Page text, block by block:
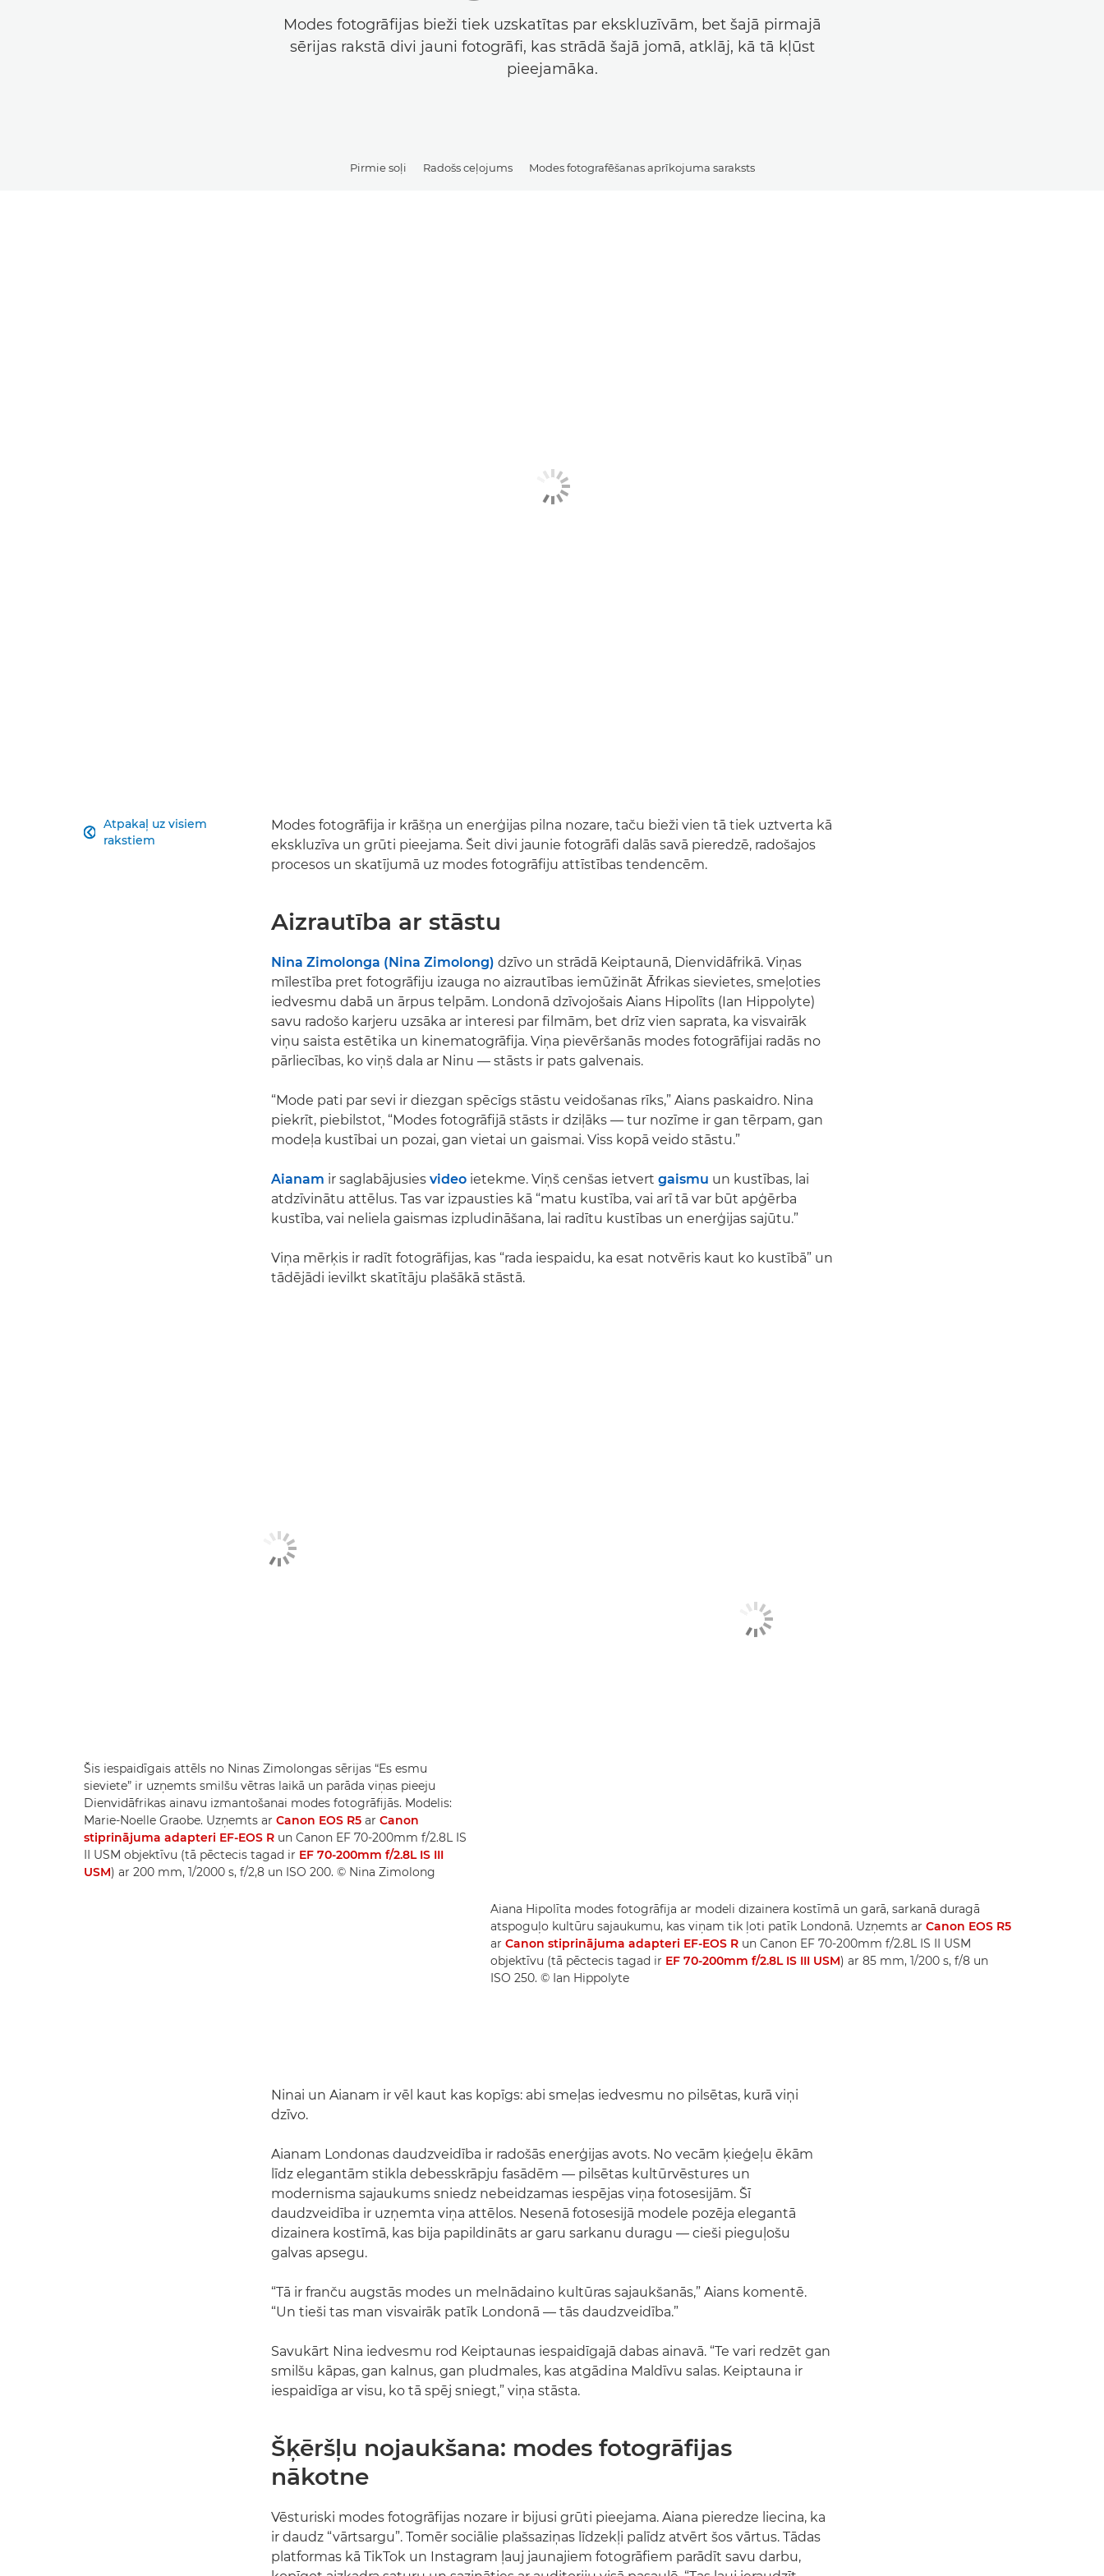
Modes fotogrāfijas bieži tiek uzskatītas par ekskluzīvām, bet šajā pirmajā
sērijas rakstā divi jauni fotogrāfi, kas strādā šajā jomā, atklāj, kā tā kļūst
pieejamāka.
Pirmie soļi Radošs ceļojums Modes fotografēšanas aprīkojuma saraksts
Atpakaļ uz visiem
rakstiem

Modes fotogrāfija ir krāšņa un enerģijas pilna nozare, taču bieži vien tā tiek uztverta kā
ekskluzīva un grūti pieejama. Šeit divi jaunie fotogrāfi dalās savā pieredzē, radošajos
procesos un skatījumā uz modes fotogrāfiju attīstības tendencēm.
Aizrautība ar stāstu
Nina Zimolonga (Nina Zimolong) dzīvo un strādā Keiptaunā, Dienvidāfrikā. Viņas
mīlestība pret fotogrāfiju izauga no aizrautības iemūžināt Āfrikas sievietes, smeļoties
iedvesmu dabā un ārpus telpām. Londonā dzīvojošais Aians Hipolīts (Ian Hippolyte)
savu radošo karjeru uzsāka ar interesi par filmām, bet drīz vien saprata, ka visvairāk
viņu saista estētika un kinematogrāfija. Viņa pievēršanās modes fotogrāfijai radās no
pārliecības, ko viņš dala ar Ninu — stāsts ir pats galvenais.
“Mode pati par sevi ir diezgan spēcīgs stāstu veidošanas rīks,” Aians paskaidro. Nina
piekrīt, piebilstot, “Modes fotogrāfijā stāsts ir dziļāks — tur nozīme ir gan tērpam, gan
modeļa kustībai un pozai, gan vietai un gaismai. Viss kopā veido stāstu.”
Aianam ir saglabājusies video ietekme. Viņš cenšas ietvert gaismu un kustības, lai
atdzīvinātu attēlus. Tas var izpausties kā “matu kustība, vai arī tā var būt apģērba
kustība, vai neliela gaismas izpludināšana, lai radītu kustības un enerģijas sajūtu.”
Viņa mērķis ir radīt fotogrāfijas, kas “rada iespaidu, ka esat notvēris kaut ko kustībā” un
tādējādi ievilkt skatītāju plašākā stāstā.
Šis iespaidīgais attēls no Ninas Zimolongas sērijas “Es esmu
sieviete” ir uzņemts smilšu vētras laikā un parāda viņas pieeju
Dienvidāfrikas ainavu izmantošanai modes fotogrāfijās. Modelis:
Marie-Noelle Graobe. Uzņemts ar Canon EOS R5 ar Canon
stiprinājuma adapteri EF-EOS R un Canon EF 70-200mm f/2.8L IS
II USM objektīvu (tā pēctecis tagad ir EF 70-200mm f/2.8L IS III
USM) ar 200 mm, 1/2000 s, f/2,8 un ISO 200. © Nina Zimolong
Aiana Hipolīta modes fotogrāfija ar modeli dizainera kostīmā un garā, sarkanā duragā
atspoguļo kultūru sajaukumu, kas viņam tik ļoti patīk Londonā. Uzņemts ar Canon EOS R5
ar Canon stiprinājuma adapteri EF-EOS Run Canon EF 70-200mm f/2.8L IS II USM
objektīvu (tā pēctecis tagad ir EF 70-200mm f/2.8L IS III USM) ar 85 mm, 1/200 s, f/8 un
ISO 250. © Ian Hippolyte
Ninai un Aianam ir vēl kaut kas kopīgs: abi smeļas iedvesmu no pilsētas, kurā viņi
dzīvo.
Aianam Londonas daudzveidība ir radošās enerģijas avots. No vecām ķieģeļu ēkām
līdz elegantām stikla debesskrāpju fasādēm — pilsētas kultūrvēstures un
modernisma sajaukums sniedz nebeidzamas iespējas viņa fotosesijām. Šī
daudzveidība ir uzņemta viņa attēlos. Nesenā fotosesijā modele pozēja elegantā
dizainera kostīmā, kas bija papildināts ar garu sarkanu duragu — cieši pieguļošu
galvas apsegu.
“Tā ir franču augstās modes un melnādaino kultūras sajaukšanās,” Aians komentē.
“Un tieši tas man visvairāk patīk Londonā — tās daudzveidība.”
Savukārt Nina iedvesmu rod Keiptaunas iespaidīgajā dabas ainavā. “Te vari redzēt gan
smilšu kāpas, gan kalnus, gan pludmales, kas atgādina Maldīvu salas. Keiptauna ir
iespaidīga ar visu, ko tā spēj sniegt,” viņa stāsta.
Šķēršļu nojaukšana: modes fotogrāfijas
nākotne
Vēsturiski modes fotogrāfijas nozare ir bijusi grūti pieejama. Aiana pieredze liecina, ka
ir daudz “vārtsargu”. Tomēr sociālie plašsaziņas līdzekļi palīdz atvērt šos vārtus. Tādas
platformas kā TikTok un Instagram ļauj jaunajiem fotogrāfiem parādīt savu darbu,